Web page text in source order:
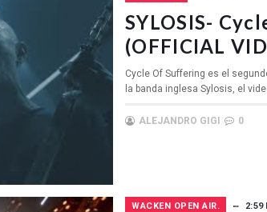
SYLOSIS-
(OFFICIAL
Cycle Of Suffering es el
la banda inglesa Sylosis, el
ALEJANDRO GIGI 0
WACKEN OPEN AIR. 2:59